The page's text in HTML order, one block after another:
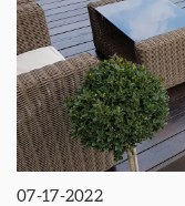
07-17-2022